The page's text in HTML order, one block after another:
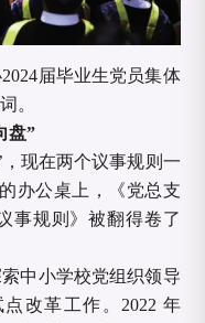
届毕业生党员集体
。
盘”
，现在两个议事规则一
办公桌上，《党总支
事规则》被翻得卷了
中小学校党组织领导
改革工作。2022 年